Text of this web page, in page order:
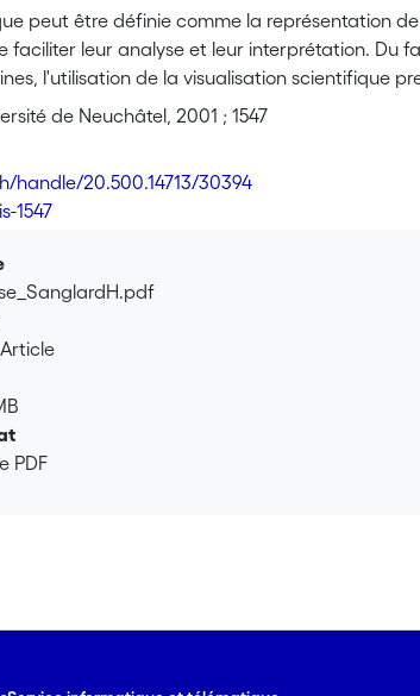
peut être définie comme la représentation
faciliter leur analyse et leur interprétation. Du
l'utilisation de la visualisation scientifique
Ceci impose un nouveau défi aux
en 3 catégories : i) les applications dédiées à
iii) les librairies nécessitant le recours à la
alors que la force des deux autres est
ces deux conditions à la fois. Les systèmes
car la manière dont les phénomènes
que les utilisateurs finaux veulent pouvoir
à apprendre et à utiliser. L'une ou l'autre
systèmes de visualisation. Cependant, les
Notre travail avait deux buts
les actions des utilisateurs, et ii)
à apprendre et à maîtriser et extensible.
transformation des données en objets
de Neuchâtel, 2001 ; 1547
handle/20.500.14713/30394
1547
PDF